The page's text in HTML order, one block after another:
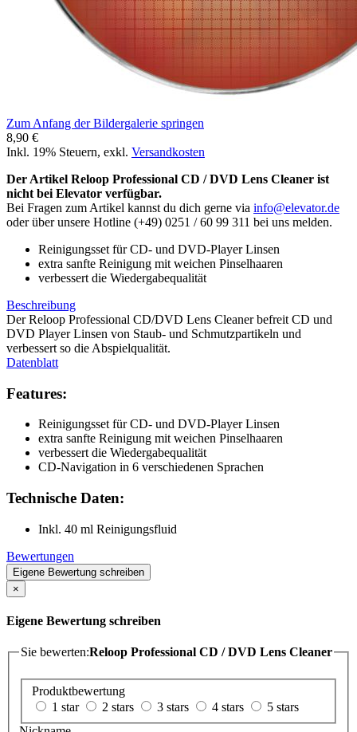
Zum Anfang der Bildergalerie springen
8,90 €
Inkl. 19% Steuern, exkl. Versandkosten
Der Artikel Reloop Professional CD / DVD Lens Cleaner ist
nicht bei Elevator verfügbar.
Bei Fragen zum Artikel kannst du dich gerne via info@elevator.de
oder über unsere Hotline (+49) 0251 / 60 99 311 bei uns melden.
Reinigungsset für CD- und DVD-Player Linsen
extra sanfte Reinigung mit weichen Pinselhaaren
verbessert die Wiedergabequalität
Beschreibung
Der Reloop Professional CD/DVD Lens Cleaner befreit CD und
DVD Player Linsen von Staub- und Schmutzpartikeln und
verbessert so die Abspielqualität.
Datenblatt
Features:
Reinigungsset für CD- und DVD-Player Linsen
extra sanfte Reinigung mit weichen Pinselhaaren
verbessert die Wiedergabequalität
CD-Navigation in 6 verschiedenen Sprachen
Technische Daten:
Inkl. 40 ml Reinigungsfluid
Bewertungen
Eigene Bewertung schreiben
×
Eigene Bewertung schreiben
Sie bewerten:Reloop Professional CD / DVD Lens Cleaner
Produktbewertung
1 star
2 stars 3 stars 4 stars
5 stars